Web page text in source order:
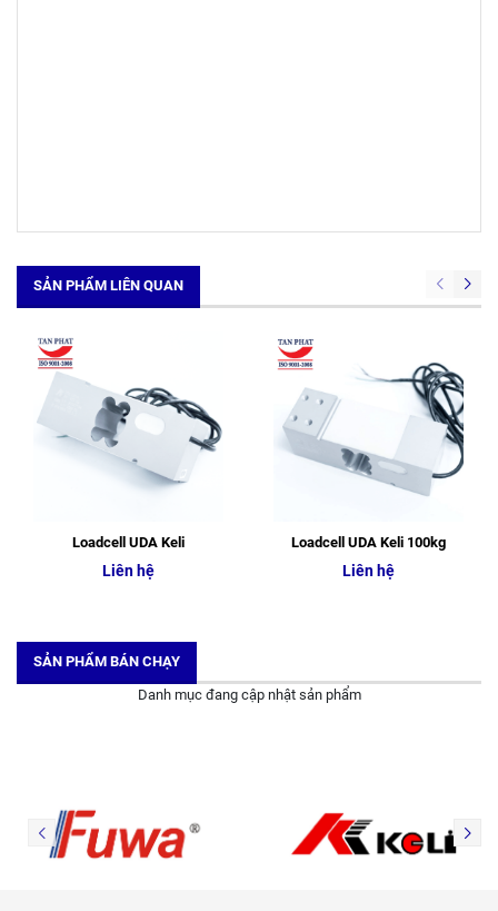
SẢN PHẨM LIÊN QUAN
Loadcell UDA Keli
Liên hệ
Loadcell UDA Keli 100kg
Liên hệ
SẢN PHẨM BÁN CHẠY
Danh mục đang cập nhật sản phẩm